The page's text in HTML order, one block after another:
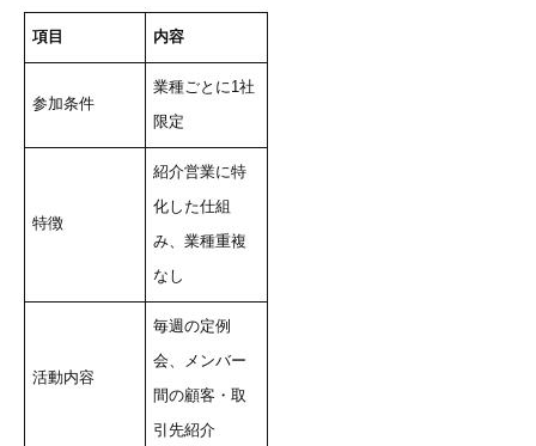
項目 内容
参加条件
業種ごとに1社
限定
特徴
紹介営業に特
化した仕組
み、業種重複
なし
活動内容
毎週の定例
会、メンバー
間の顧客・取
引先紹介